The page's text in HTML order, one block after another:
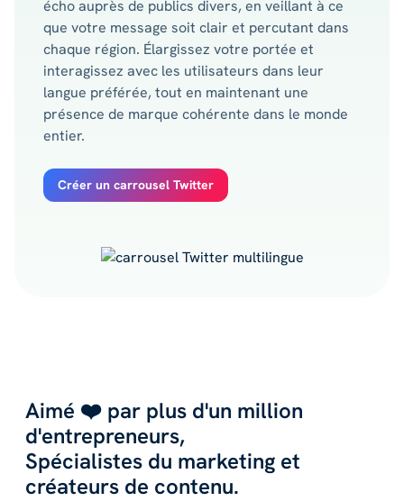
écho auprès de publics divers, en veillant à ce
que votre message soit clair et percutant dans
chaque région. Élargissez votre portée et
interagissez avec les utilisateurs dans leur
langue préférée, tout en maintenant une
présence de marque cohérente dans le monde
entier.
Créer un carrousel Twitter
Aimé ❤️ par plus d'un million
d'entrepreneurs,
Spécialistes du marketing et
créateurs de contenu.